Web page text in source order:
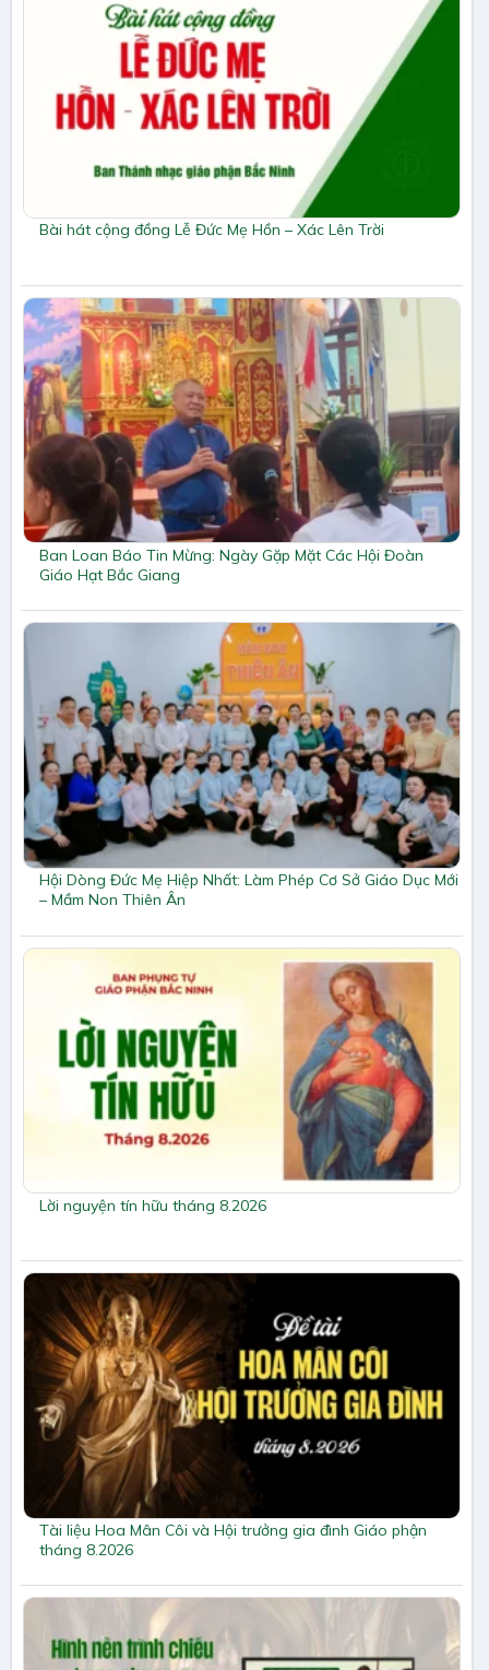
Bài hát cộng đồng Lễ Đức Mẹ Hồn – Xác Lên Trời
Ban Loan Báo Tin Mừng: Ngày Gặp Mặt Các Hội Đoàn
Giáo Hạt Bắc Giang
Hội Dòng Đức Mẹ Hiệp Nhất: Làm Phép Cơ Sở Giáo Dục Mới
– Mầm Non Thiên Ân
Lời nguyện tín hữu tháng 8.2026
Tài liệu Hoa Mân Côi và Hội trưởng gia đình Giáo phận
tháng 8.2026